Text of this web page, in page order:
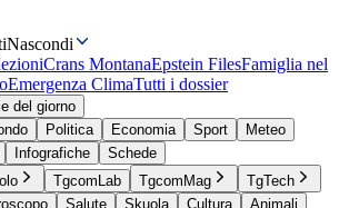
Nascondi
Crans MontanaEpstein FilesFamiglia nel
Emergenza ClimaTutti i dossier
del giorno
Politica Economia Sport
Meteo
Infografiche
Schede
TgcomLab TgcomMag
TgTech
Salute Skuola Cultura
Animali